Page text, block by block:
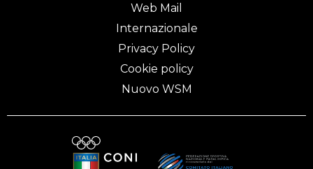
Web Mail
Internazionale
Privacy Policy
Cookie policy
Nuovo WSM